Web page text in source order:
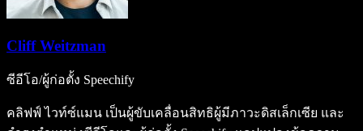
Cliff Weitzman
ซีอีโอ/ผู้ก่อตั้ง Speechify
คลิฟฟ์ ไวท์ซ์แมน เป็นผู้ขับเคลื่อนสิทธิผู้มีภาวะดิสเล็กเซีย และ